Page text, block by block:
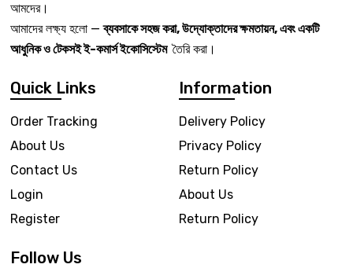
আমদের।
আমাদের লক্ষ্য হলো —ব্যবসাকে সহজ করা, উদ্যোক্তাদের ক্ষমতায়ন, এবং একটি
আধুনিক ও টেকসই ই-কমার্স ইকোসিস্টেম তৈরি করা।
Quick Links
Order Tracking
About Us
Contact Us
Login
Register
Information
Delivery Policy
Privacy Policy
Return Policy
About Us
Return Policy
Follow Us